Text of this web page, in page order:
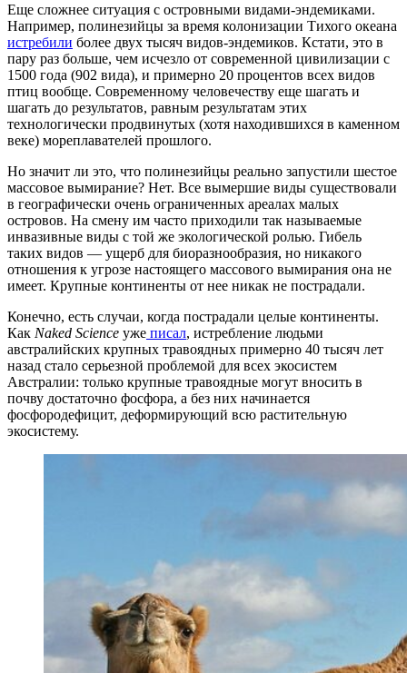
Еще сложнее ситуация с островными видами-эндемиками.
Например, полинезийцы за время колонизации Тихого океана
истребили более двух тысяч видов-эндемиков. Кстати, это в
пару раз больше, чем исчезло от современной цивилизации с
1500 года (902 вида), и примерно 20 процентов всех видов
птиц вообще. Современному человечеству еще шагать и
шагать до результатов, равным результатам этих
технологически продвинутых (хотя находившихся в каменном
веке) мореплавателей прошлого.
Но значит ли это, что полинезийцы реально запустили шестое
массовое вымирание? Нет. Все вымершие виды существовали
в географически очень ограниченных ареалах малых
островов. На смену им часто приходили так называемые
инвазивные виды с той же экологической ролью. Гибель
таких видов — ущерб для биоразнообразия, но никакого
отношения к угрозе настоящего массового вымирания она не
имеет. Крупные континенты от нее никак не пострадали.
Конечно, есть случаи, когда пострадали целые континенты.
Как Naked Science уже писал, истребление людьми
австралийских крупных травоядных примерно 40 тысяч лет
назад стало серьезной проблемой для всех экосистем
Австралии: только крупные травоядные могут вносить в
почву достаточно фосфора, а без них начинается
фосфородефицит, деформирующий всю растительную
экосистему.